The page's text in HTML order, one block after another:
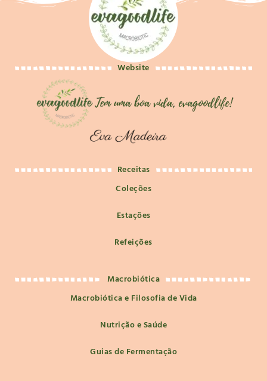
Website
Receitas
Coleções
Estações
Refeições
Macrobiótica
Macrobiótica e Filosofia de Vida
Nutrição e Saúde
Guias de Fermentação